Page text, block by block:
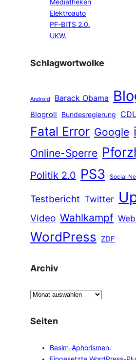
Mediatheken
Elektroauto
PF-BITS 2.0.
UKW.
Schlagwortwolke
Android Barack Obama
Blogroll Bundesregierung
Fatal Error Google
Online-Sperre
Politik 2.0 PS3 Social
Testbericht Twitter
Video Wahlkampf
WordPress ZDF
Archiv
A
c
Seiten
Besim-Aphorismen.